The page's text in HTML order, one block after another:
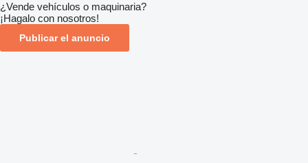
¿Vende vehículos o maquinaria?
¡Hagalo con nosotros!
Publicar el anuncio